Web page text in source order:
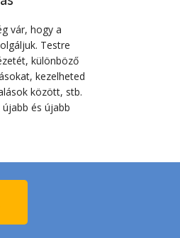
vár, hogy a
Testre
különböző
kezelheted
között, stb.
és újabb